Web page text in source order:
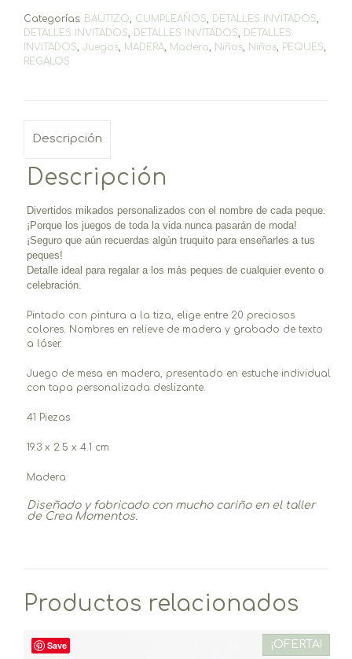
Categorías: BAUTIZO CUMPLEAÑOS DETALLES INVITADOS
DETALLES INVITADOS
DETALLES INVITADOS
DETALLES
INVITADOS Juegos MADERA Madera Niños Niños PEQUES
REGALOS
Descripción
Descripción
Divertidos mikados personalizados con el nombre de cada peque.
¡Porque los juegos de toda la vida nunca pasarán de moda!
¡Seguro que aún recuerdas algún truquito para enseñarles a tus
peques!
Detalle ideal para regalar a los más peques de cualquier evento o
celebración.
Pintado con pintura a la tiza, elige entre 20 preciosos
colores. Nombres en relieve de madera y grabado de texto
a láser.
Juego de mesa en madera, presentado en estuche individual
con tapa personalizada deslizante.
41 Piezas
19.3 x 2.5 x 4.1 cm
Madera
Diseñado y fabricado con mucho cariño en el taller
de Crea Momentos.
Productos relacionados
Save ¡OFERTA!